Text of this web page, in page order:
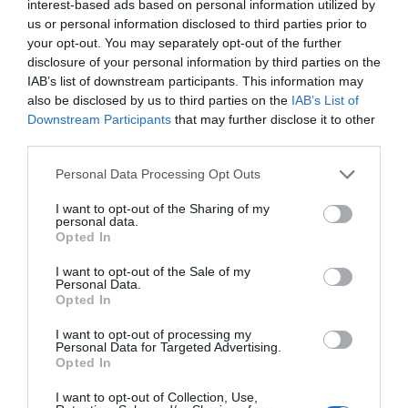
interest-based ads based on personal information utilized by
us or personal information disclosed to third parties prior to
your opt-out. You may separately opt-out of the further
disclosure of your personal information by third parties on the
IAB’s list of downstream participants. This information may
also be disclosed by us to third parties on the IAB’s List of
Downstream Participants that may further disclose it to other
Personal Data Processing Opt Outs
I want to opt-out of the Sharing of my
personal data.
Opted In
I want to opt-out of the Sale of my
Personal Data.
Opted In
I want to opt-out of processing my
Personal Data for Targeted Advertising.
Opted In
I want to opt-out of Collection, Use,
MÁS SOBRE PÓDCAST
PÓDCAST: L'EMPRESA AL DIA
L'empresa al dia 3x10 |
empresa catalana, con Tatxo
Benet
catalanes repasa en el pódcast